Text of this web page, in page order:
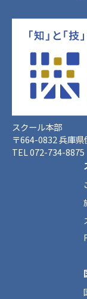
スクール本部
〒664-0832 兵庫
TEL 072-734-8875